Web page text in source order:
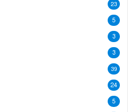
23
5
3
3
39
24
5